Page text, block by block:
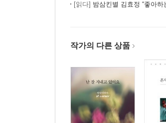
[읽다] 밤삼킨별 김효정 “좋아
작가의 다른 상품